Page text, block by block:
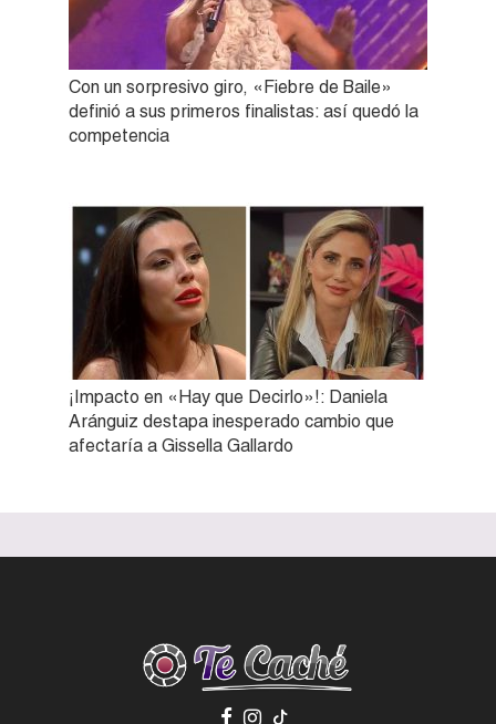
Con un sorpresivo giro, «Fiebre de Baile»
definió a sus primeros finalistas: así quedó la
competencia
¡Impacto en «Hay que Decirlo»!: Daniela
Aránguiz destapa inesperado cambio que
afectaría a Gissella Gallardo